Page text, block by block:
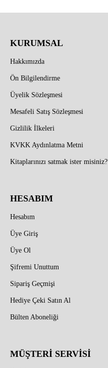
KURUMSAL
Hakkımızda
Ön Bilgilendirme
Üyelik Sözleşmesi
Mesafeli Satış Sözleşmesi
Gizlilik İlkeleri
KVKK Aydınlatma Metni
Kitaplarınızı satmak ister misiniz?
HESABIM
Hesabım
Üye Giriş
Üye Ol
Şifremi Unuttum
Sipariş Geçmişi
Hediye Çeki Satın Al
Bülten Aboneliği
MÜŞTERİ SERVİSİ